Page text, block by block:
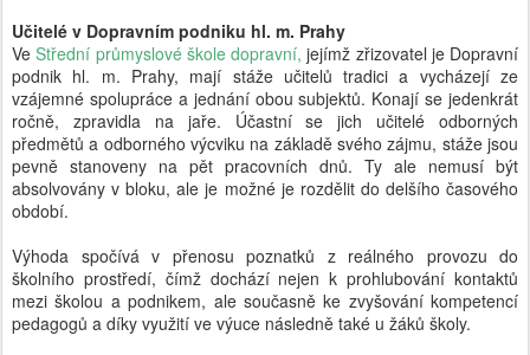
Učitelé v Dopravním podniku hl. m. Prahy
VeStřední průmyslové škole dopravní, jejímž zřizovatel je Dopravní
podnik hl. m. Prahy, mají stáže učitelů tradici a vycházejí ze
vzájemné spolupráce a jednání obou subjektů. Konají se jedenkrát
ročně, zpravidla na jaře. Účastní se jich učitelé odborných
předmětů a odborného výcviku na základě svého zájmu, stáže jsou
pevně stanoveny na pět pracovních dnů. Ty ale nemusí být
absolvovány v bloku, ale je možné je rozdělit do delšího časového
období.
Výhoda spočívá v přenosu poznatků z reálného provozu do
školního prostředí, čímž dochází nejen k prohlubování kontaktů
mezi školou a podnikem, ale současně ke zvyšování kompetencí
pedagogů a díky využití ve výuce následně také u žáků školy.